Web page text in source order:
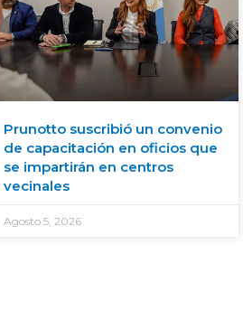
Prunotto suscribió un convenio
de capacitación en oficios que
se impartirán en centros
vecinales
Agosto 5, 2026